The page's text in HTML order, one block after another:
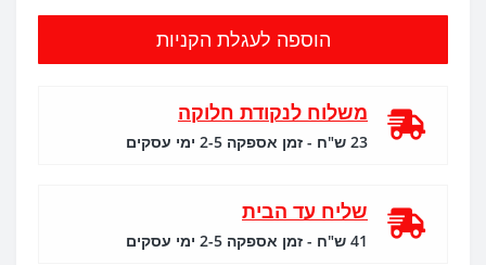
הוספה לעגלת הקניות
משלוח לנקודת חלוקה
23 ש"ח - זמן אספקה 2-5 ימי עסקים
שליח עד הבית
41 ש"ח - זמן אספקה 2-5 ימי עסקים